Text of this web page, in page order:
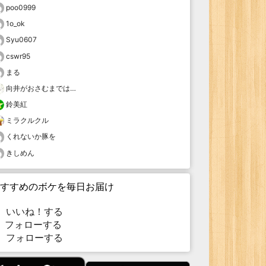
poo0999
1o_ok
Syu0607
cswr95
まる
向井がおさむまでは…
鈴美紅
ミラクルクル
くれないか豚を
きしめん
すめのボケを毎日お届け
いいね！する
ォローする
フォローする